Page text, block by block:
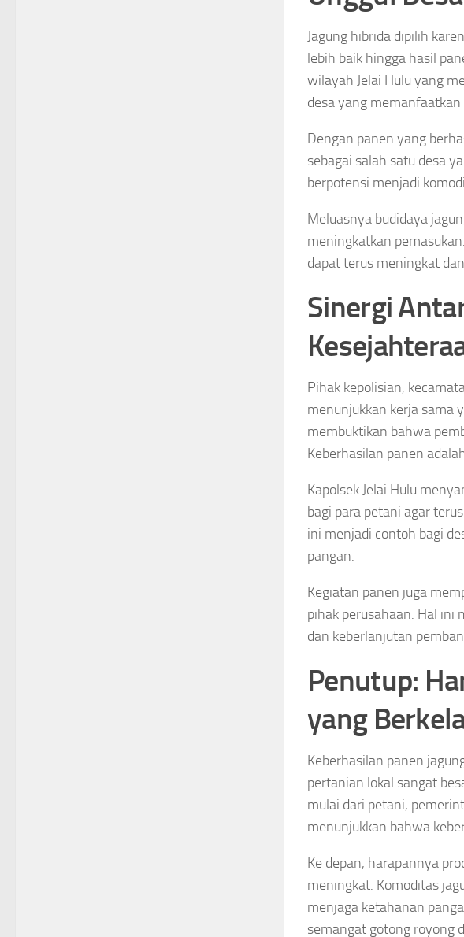
Jagung hibrida dipilih
lebih baik hingga hasil
wilayah Jelai Hulu yang
desa yang
Dengan panen yang
sebagai salah satu desa
berpotensi menjadi
Meluasnya budidaya
meningkatkan
dapat terus meningkat
Sinergi
Pihak kepolisian,
menunjukkan kerja sama
membuktikan bahwa
Keberhasilan panen
Kapolsek Jelai Hulu
bagi para petani agar
ini menjadi contoh bagi
pangan.
Kegiatan panen juga
pihak perusahaan. Hal ini
dan keberlanjutan
Penutup:
yang
Keberhasilan panen
pertanian lokal sangat
mulai dari petani,
menunjukkan bahwa
Ke depan, harapannya
meningkat. Komoditas
menjaga ketahanan
semangat gotong royong